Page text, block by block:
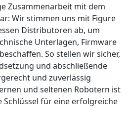
Zusammenarbeit mit dem
Wir stimmen uns mit Figure
Distributoren ab, um
Unterlagen, Firmware
So stellen wir sicher,
und abschließende
und zuverlässig
und seltenen Robotern ist
Schlüssel für eine erfolgreiche